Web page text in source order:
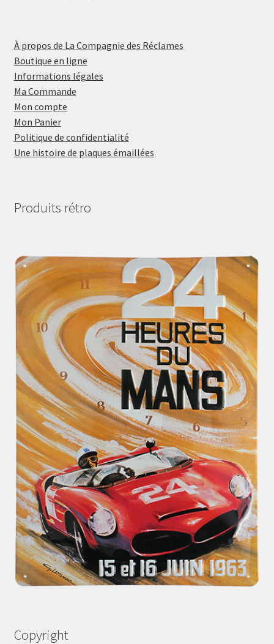
À propos de La Compagnie des Réclames
Boutique en ligne
Informations légales
Ma Commande
Mon compte
Mon Panier
Politique de confidentialité
Une histoire de plaques émaillées
Produits rétro
Copyright